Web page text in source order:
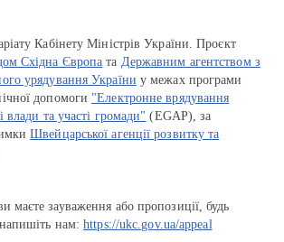
Кабінету Міністрів України. Проєкт
Східна Європа та Державним агентством з
урядування України у межах програми
допомоги "Електронне врядування
влади та участі громади" (EGAP), за
Швейцарської агенції розвитку та
маєте зауваження або пропозиції, будь
нам:https://ukc.gov.ua/appeal